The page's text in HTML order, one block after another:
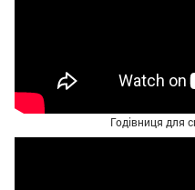
Годівниця для